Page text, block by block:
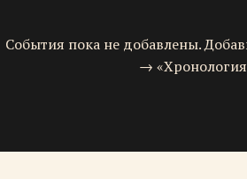
События пока не добавлены.
→